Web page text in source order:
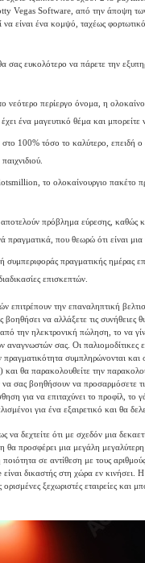
Vegas Software, από την άποψη των
είναι ένα κομψό, ταχέως
σας ευκολότερο να πάρετε την
νεότερο περίεργο όνομα, η
ένα μαγευτικό θέμα και
100% τόσο το καλύτερο, επειδή
το ολοκαίνουργιο πακέτο
πρόβλημα εύρεσης, καθώς
πραγματικά, που θεωρώ ότι είναι μια
συμπεριφοράς πραγματικής ημέρας
επισκεπτών.
επιτρέπουν την επαναληπτική
να αλλάξετε τις
την ηλεκτρονική πώληση, το να
αναγνωστών σας. Οι παλιομοδίτικες
πραγματικότητα συμπληρώνονται
θα παρακολουθείτε την
να σας βοηθήσουν να προσαρμόσετε
για να επιταχύνει το προφίλ, το
για ένα εξαιρετικό και θα
δεχτείτε ότι με σχεδόν μια
θα προσφέρει μια μεγάλη
σε αντίθεση με τους
δικαστής στη χώρα εν κινήσει.
ξεχωριστές εταιρείες και